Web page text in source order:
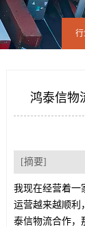
行
鸿泰信物
[摘要]
我现在经营着一
运营越来越顺利
泰信物流合作，